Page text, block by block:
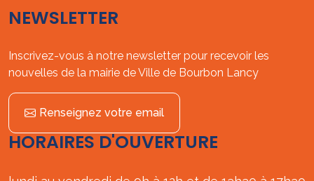
NEWSLETTER
Inscrivez-vous à notre newsletter pour recevoir les
nouvelles de la mairie de Ville de Bourbon Lancy
Renseignez votre email
HORAIRES D'OUVERTURE